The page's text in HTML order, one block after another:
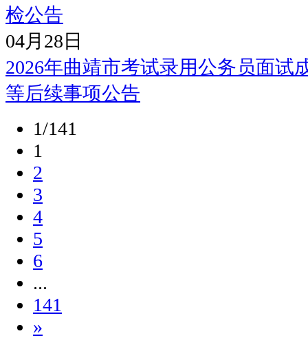
检公告
04月28日
2026年曲靖市考试录用公务员面试
等后续事项公告
1/141
1
2
3
4
5
6
...
141
»